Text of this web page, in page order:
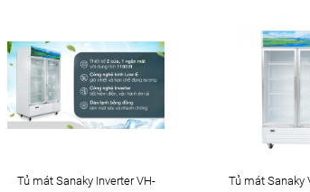
Tủ mát Sanaky Inverter VH-
Tủ mát Sanaky